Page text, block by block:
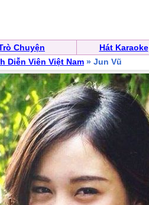
Chuyện Hát Karaoke
Diễn Viên Việt Nam » Jun Vũ